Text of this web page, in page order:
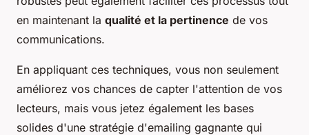
en maintenant la qualité et la pertinence de vos
communications.
En appliquant ces techniques, vous non seulement
améliorez vos chances de capter l'attention de vos
lecteurs, mais vous jetez également les bases
solides d'une stratégie d'emailing gagnante qui